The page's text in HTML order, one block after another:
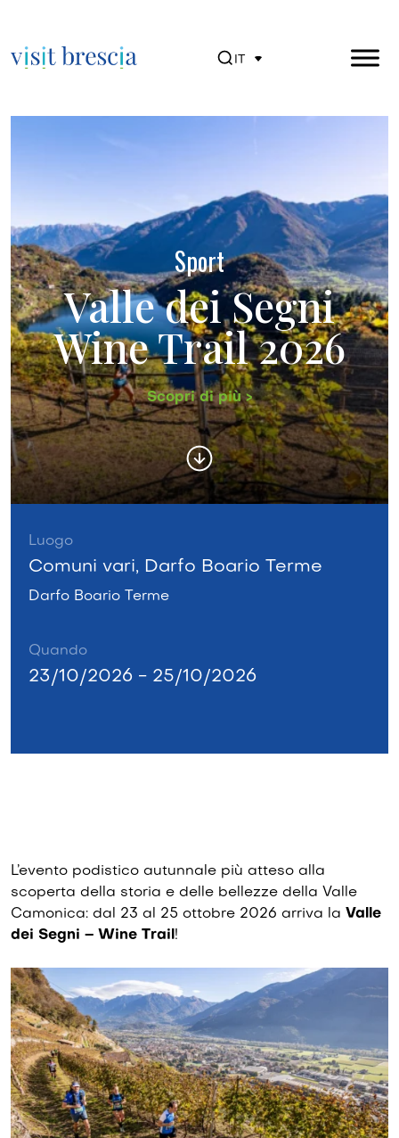
IT
Sport
Valle dei Segni
Wine Trail 2026
Scopri di più >
Luogo
Comuni vari, Darfo Boario Terme
Darfo Boario Terme
Quando
23/10/2026 - 25/10/2026
L’evento podistico autunnale più atteso alla
scoperta della storia e delle bellezze della Valle
Camonica: dal 23 al 25 ottobre 2026 arriva la Valle
dei Segni – Wine Trail!